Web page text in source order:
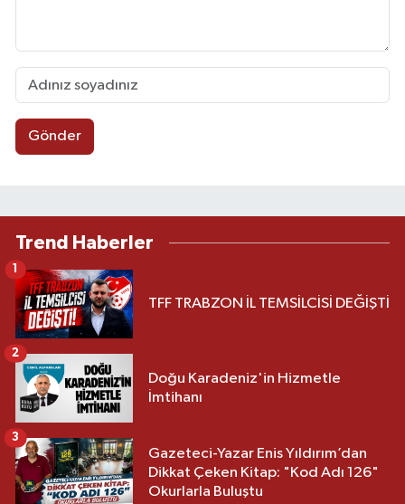
Gönder
Trend Haberler
TFF TRABZON İL TEMSİLCİSİ DEĞİŞTİ
1
Doğu Karadeniz'in Hizmetle
İmtihanı
2
Gazeteci-Yazar Enis Yıldırım’dan
Dikkat Çeken Kitap: "Kod Adı 126"
Okurlarla Buluştu
3